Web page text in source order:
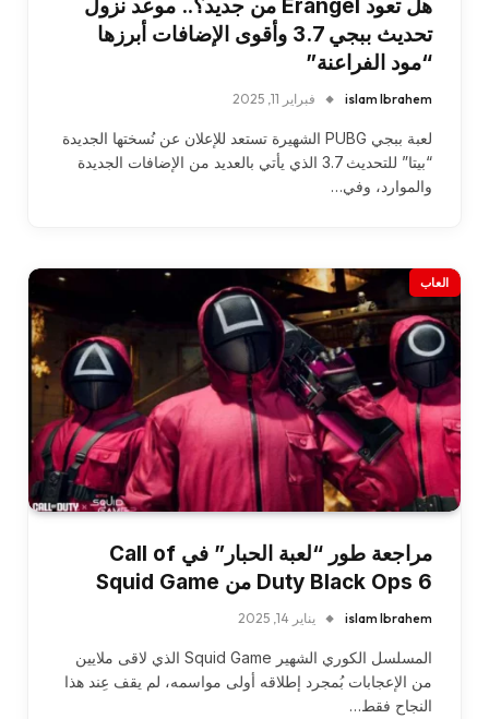
هل تعود Erangel من جديد؟.. موعد نزول
تحديث ببجي 3.7 وأقوى الإضافات أبرزها
“مود الفراعنة”
islam Ibrahem فبراير 11, 2025
لعبة ببجي PUBG الشهيرة تستعد للإعلان عن نُسختها الجديدة
“بيتا” للتحديث 3.7 الذي يأتي بالعديد من الإضافات الجديدة
والموارد، وفي…
العاب
مراجعة طور “لعبة الحبار” في Call of
Duty Black Ops 6 من Squid Game
islam Ibrahem يناير 14, 2025
المسلسل الكوري الشهير Squid Game الذي لاقى ملايين
من الإعجابات بُمجرد إطلاقه أولى مواسمه، لم يقف عِند هذا
النجاح فقط…